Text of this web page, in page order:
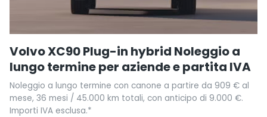
Volvo XC90 Plug-in hybrid Noleggio a
lungo termine per aziende e partita IVA
Noleggio a lungo termine con canone a partire da 909 € al
mese, 36 mesi / 45.000 km totali, con anticipo di 9.000 €.
Importi IVA esclusa.*